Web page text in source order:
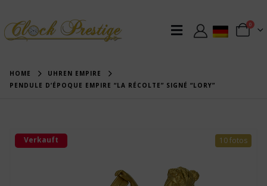
0
HOME
UHREN EMPIRE
PENDULE D’ÉPOQUE EMPIRE “LA RÉCOLTE” SIGNÉ “LORY”
10 fotos
Verkauft